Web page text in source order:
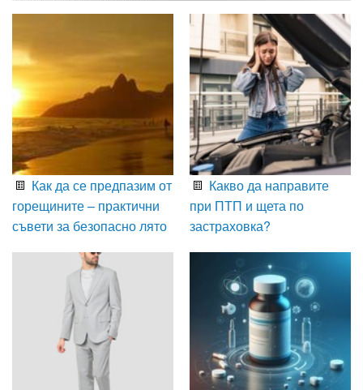
Как да се предпазим от
горещините – практични
съвети за безопасно лято
Какво да направите
при ПТП и щета по
застраховка?